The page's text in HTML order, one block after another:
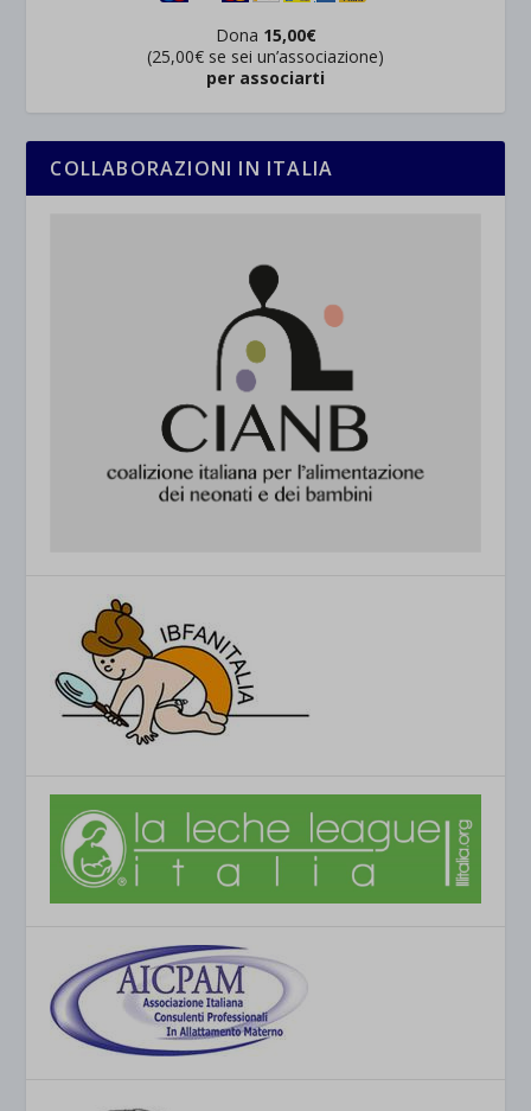
Dona 15,00€
(25,00€ se sei un’associazione)
per associarti
COLLABORAZIONI IN ITALIA